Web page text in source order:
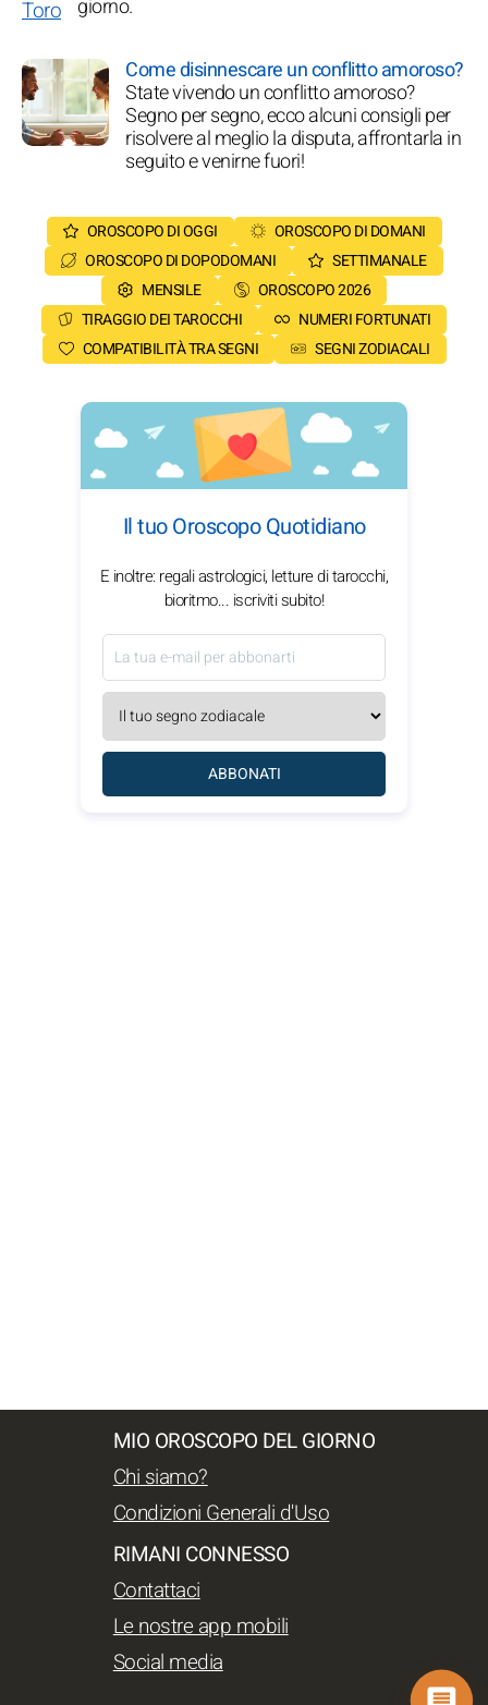
giorno.
Come disinnescare un conflitto amoroso?
State vivendo un conflitto amoroso?
Segno per segno, ecco alcuni consigli per
risolvere al meglio la disputa, affrontarla in
seguito e venirne fuori!
OROSCOPO DI OGGI
OROSCOPO DI DOMANI
OROSCOPO DI DOPODOMANI
SETTIMANALE
MENSILE
OROSCOPO 2026
TIRAGGIO DEI TAROCCHI
NUMERI FORTUNATI
COMPATIBILITÀ TRA SEGNI
SEGNI ZODIACALI
Il tuo Oroscopo Quotidiano
E inoltre: regali astrologici, letture di tarocchi,
bioritmo... iscriviti subito!
ABBONATI
MIO OROSCOPO DEL GIORNO
Chi siamo?
Condizioni Generali d'Uso
RIMANI CONNESSO
Contattaci
Le nostre app mobili
Social media